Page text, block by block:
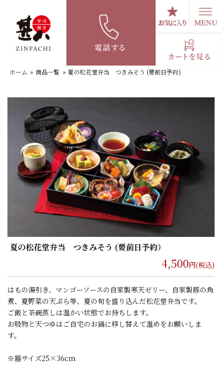
夏の松花堂弁当 つきみそう (要前日予約）
ホーム » 商品一覧 » 夏の松花堂弁当 つきみそう (要前日予約)
夏の松花堂弁当 つきみそう (要前日予約）
4,500円(税込)
はもの湯引き、マンゴーソースの自家製寒天ゼリー、自家製豚の角
煮、夏野菜の天ぷら等、夏の旬を盛り込んだ松花堂弁当です。
ご飯と茶碗蒸しは温かい状態でお持ちします。
お吸物と天つゆはご自宅のお鍋に移し替えて温めをお願いしま
す。
※器サイズ25×36cm